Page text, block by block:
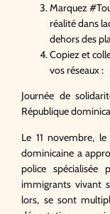
Marquez
réalité dans
dehors des
Copiez et
vos réseaux :
Journée de
République
Le 11 novembre,
dominicaine a
police spécialisée
immigrants vivant
lors, se sont